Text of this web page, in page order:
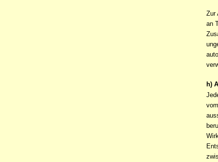
Zur
an
h)